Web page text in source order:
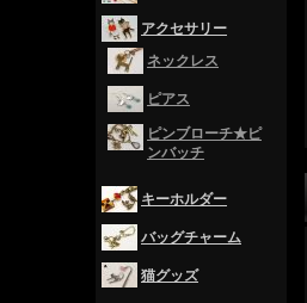
アクセサリー
ネックレス
ピアス
ピンブローチ★ピ
ンバッチ
キーホルダー
バッグチャーム
猫グッズ